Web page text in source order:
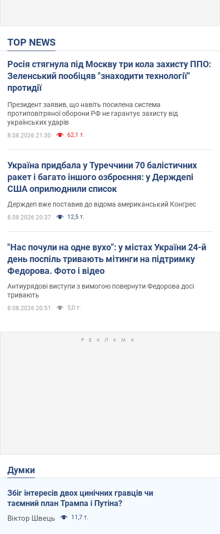
TOP NEWS
Росія стягнула під Москву три кола захисту ППО:
Зеленський пообіцяв "знаходити технології"
протидії
Президент заявив, що навіть посилена система
протиповітряної оборони РФ не гарантує захисту від
українських ударів
8.08.2026 21:30 62,1 т.
Україна придбала у Туреччини 70 балістичних
ракет і багато іншого озброєння: у Держдепі
США оприлюднили список
Держдеп вже поставив до відома американський Конгрес
8.08.2026 20:37 12,5 т.
"Нас почули на одне вухо": у містах України 24-й
день поспіль тривають мітинги на підтримку
Федорова. Фото і відео
Антиурядові виступи з вимогою повернути Федорова досі
тривають
8.08.2026 20:51 5,0 т.
Думки
Збіг інтересів двох цинічних гравців чи
таємний план Трампа і Путіна?
Віктор Швець 11,7 т.